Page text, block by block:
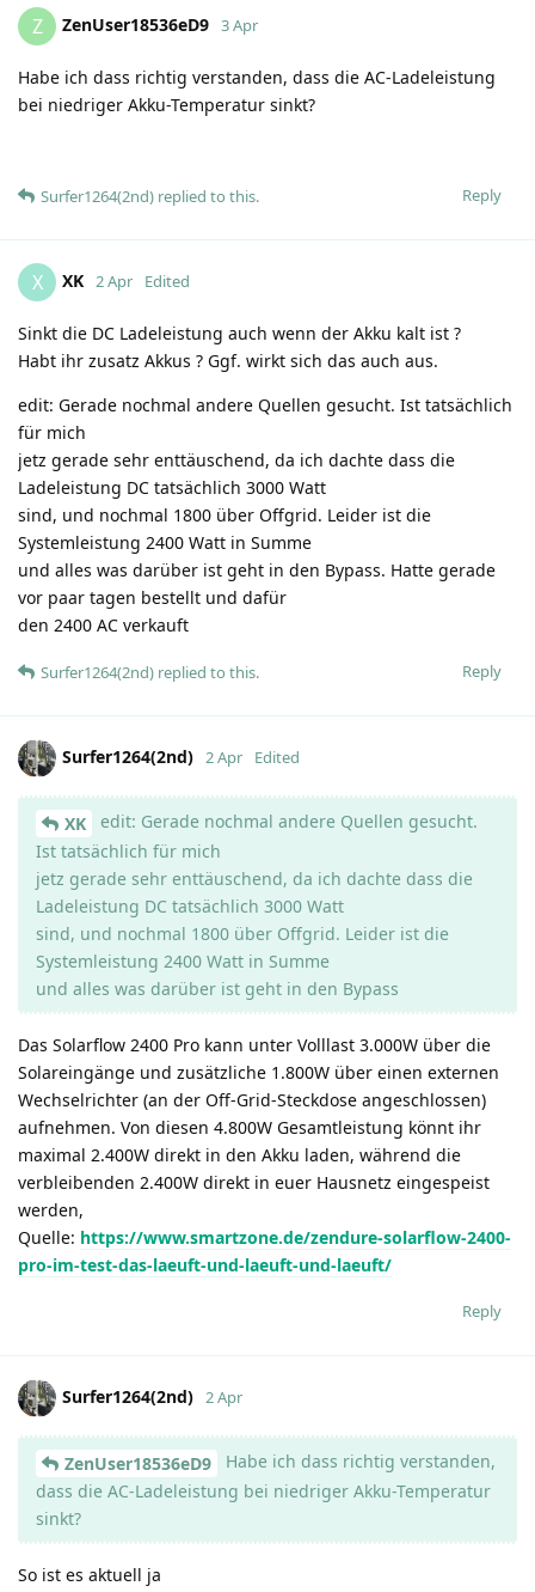
Z ZenUser18536eD9 3 Apr
Habe ich dass richtig verstanden, dass die AC-Ladeleistung
bei niedriger Akku-Temperatur sinkt?
Reply
Surfer1264(2nd) replied to this.
X XK 2 Apr Edited
Sinkt die DC Ladeleistung auch wenn der Akku kalt ist ?
Habt ihr zusatz Akkus ? Ggf. wirkt sich das auch aus.
edit: Gerade nochmal andere Quellen gesucht. Ist tatsächlich
für mich
jetz gerade sehr enttäuschend, da ich dachte dass die
Ladeleistung DC tatsächlich 3000 Watt
sind, und nochmal 1800 über Offgrid. Leider ist die
Systemleistung 2400 Watt in Summe
und alles was darüber ist geht in den Bypass. Hatte gerade
vor paar tagen bestellt und dafür
den 2400 AC verkauft
Reply
Surfer1264(2nd) replied to this.
Surfer1264(2nd) 2 Apr Edited
XK
edit: Gerade nochmal andere Quellen gesucht.
Ist tatsächlich für mich
jetz gerade sehr enttäuschend, da ich dachte dass die
Ladeleistung DC tatsächlich 3000 Watt
sind, und nochmal 1800 über Offgrid. Leider ist die
Systemleistung 2400 Watt in Summe
und alles was darüber ist geht in den Bypass
Das Solarflow 2400 Pro kann unter Volllast 3.000W über die
Solareingänge und zusätzliche 1.800W über einen externen
Wechselrichter (an der Off-Grid-Steckdose angeschlossen)
aufnehmen. Von diesen 4.800W Gesamtleistung könnt ihr
maximal 2.400W direkt in den Akku laden, während die
verbleibenden 2.400W direkt in euer Hausnetz eingespeist
werden,
Quelle: https://www.smartzone.de/zendure-solarflow-2400-
pro-im-test-das-laeuft-und-laeuft-und-laeuft/
Reply
Surfer1264(2nd) 2 Apr
ZenUser18536eD9
Habe ich dass richtig verstanden,
dass die AC-Ladeleistung bei niedriger Akku-Temperatur
sinkt?
So ist es aktuell ja